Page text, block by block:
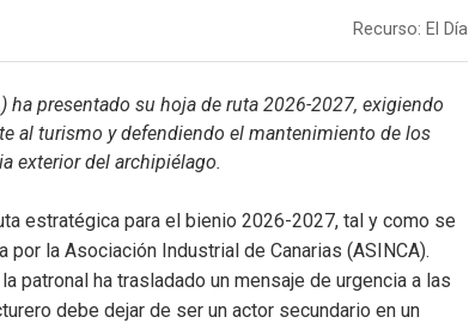
Recurso: El Día
ha presentado su hoja de ruta 2026-2027, exigiendo
al turismo y defendiendo el mantenimiento de los
exterior del archipiélago.
estratégica para el bienio 2026-2027, tal y como se
la Asociación Industrial de Canarias (ASINCA).
patronal ha trasladado un mensaje de urgencia a las
debe dejar de ser un actor secundario en un